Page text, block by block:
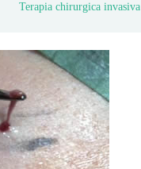
Terapia chirurgica invasiva